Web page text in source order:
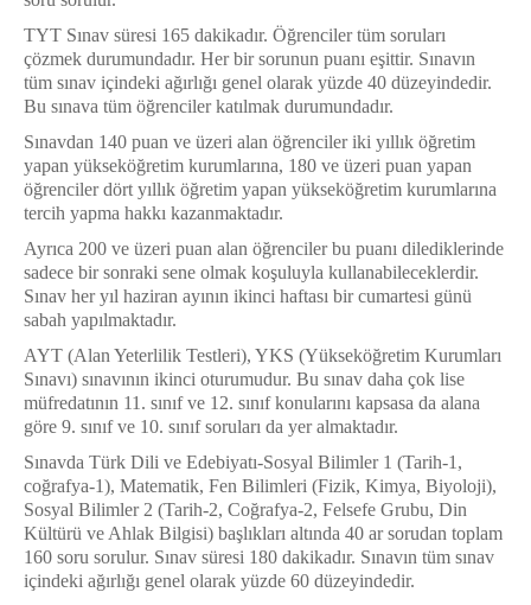
TYT Sınav süresi 165 dakikadır. Öğrenciler tüm soruları
çözmek durumundadır. Her bir sorunun puanı eşittir. Sınavın
tüm sınav içindeki ağırlığı genel olarak yüzde 40 düzeyindedir.
Bu sınava tüm öğrenciler katılmak durumundadır.
Sınavdan 140 puan ve üzeri alan öğrenciler iki yıllık öğretim
yapan yükseköğretim kurumlarına, 180 ve üzeri puan yapan
öğrenciler dört yıllık öğretim yapan yükseköğretim kurumlarına
tercih yapma hakkı kazanmaktadır.
Ayrıca 200 ve üzeri puan alan öğrenciler bu puanı dilediklerinde
sadece bir sonraki sene olmak koşuluyla kullanabileceklerdir.
Sınav her yıl haziran ayının ikinci haftası bir cumartesi günü
sabah yapılmaktadır.
AYT (Alan Yeterlilik Testleri), YKS (Yükseköğretim Kurumları
Sınavı) sınavının ikinci oturumudur. Bu sınav daha çok lise
müfredatının 11. sınıf ve 12. sınıf konularını kapsasa da alana
göre 9. sınıf ve 10. sınıf soruları da yer almaktadır.
Sınavda Türk Dili ve Edebiyatı-Sosyal Bilimler 1 (Tarih-1,
coğrafya-1), Matematik, Fen Bilimleri (Fizik, Kimya, Biyoloji),
Sosyal Bilimler 2 (Tarih-2, Coğrafya-2, Felsefe Grubu, Din
Kültürü ve Ahlak Bilgisi) başlıkları altında 40 ar sorudan toplam
160 soru sorulur. Sınav süresi 180 dakikadır. Sınavın tüm sınav
içindeki ağırlığı genel olarak yüzde 60 düzeyindedir.